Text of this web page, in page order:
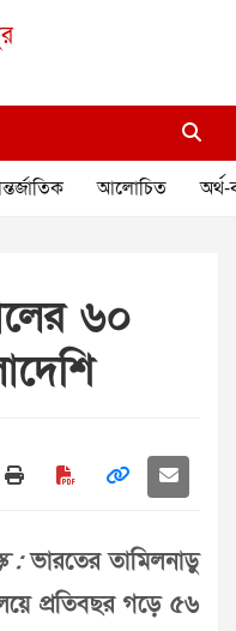
আলোচিত অর্থ-
৬০
:ভারতের তামিলনাড়ু
প্রতিবছর গড়ে ৫৬